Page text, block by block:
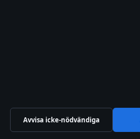
info@samtidsfokus.se.
Avvisa icke-nödvändiga